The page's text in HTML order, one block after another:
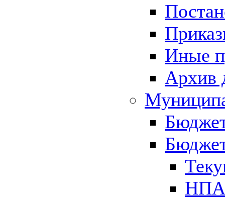
Иные
Архив
НПА